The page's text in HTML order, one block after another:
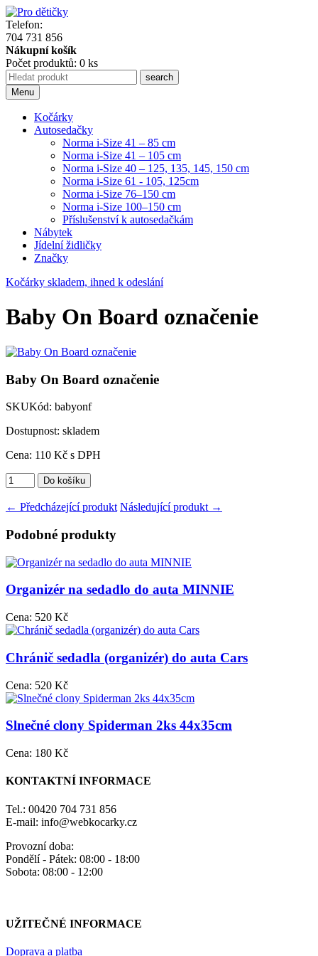
Telefon:
704 731 856
Nákupní košík
Počet produktů: 0 ks
Menu
Kočárky
Autosedačky
Norma i-Size 41 – 85 cm
Norma i-Size 41 – 105 cm
Norma i-Size 40 – 125, 135, 145, 150 cm
Norma i-Size 61 - 105, 125cm
Norma i-Size 76–150 cm
Norma i-Size 100–150 cm
Příslušenství k autosedačkám
Nábytek
Jídelní židličky
Značky
Kočárky skladem, ihned k odeslání
Baby On Board označenie
Baby On Board označenie
SKUKód: babyonf
Dostupnost: skladem
Cena: 110 Kč s DPH
← Předcházející produkt Následující produkt →
Podobné produkty
Organizér na sedadlo do auta MINNIE
Cena: 520 Kč
Chránič sedadla (organizér) do auta Cars
Cena: 520 Kč
Slnečné clony Spiderman 2ks 44x35cm
Cena: 180 Kč
KONTAKTNÍ INFORMACE
Tel.: 00420 704 731 856
E-mail: info@webkocarky.cz
Provozní doba:
Pondělí - Pátek: 08:00 - 18:00
Sobota: 08:00 - 12:00
UŽITEČNÉ INFORMACE
Doprava a platba